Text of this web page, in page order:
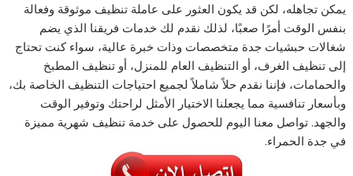
يمكن تجاهله، لكن قد يكون العثور على عاملة تنظيف موثوقة وفعالة
بنفس الوقت أمرًا صعبًا، لذلك نقدم لك خدمات فريقنا الذي يضم
شغالات حبشيات جدة متخصصات وذات خبرة عالية، سواء كنت تحتاج
إلى تنظيف الغرف، أو التنظيف العام للمنزل، أو تنظيف المطبخ
والحمامات، فإننا نقدم حلاً شاملاً لجميع احتياجات التنظيف الخاصة بك،
وبأسعار تنافسية مما يجعلنا الاختيار الأمثل لراحتك وتوفير الوقت
والجهد. تواصل معنا اليوم للحصول على خدمة تنظيف شهرية مميزة
في جدة الحمراء.